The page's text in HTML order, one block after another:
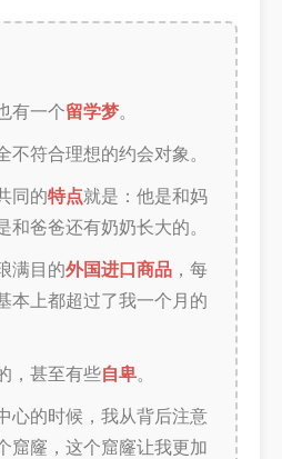
有一个留学梦。
不符合理想的约会对象。
同的特点就是：他是和妈
和爸爸还有奶奶长大的。
满目的外国进口商品 ，每
本上都超过了我一个月的
，甚至有些自卑。
心的时候，我从背后注意
窟窿，这个窟窿让我更加